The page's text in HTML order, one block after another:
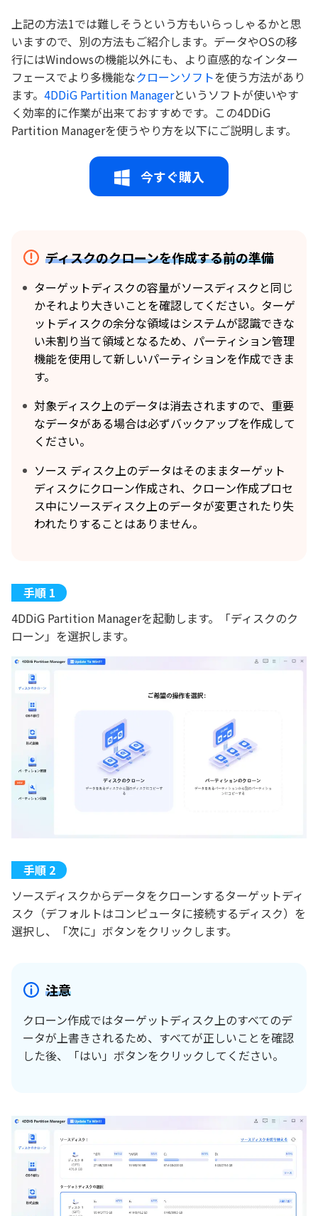
上記の方法1では難しそうという方もいらっしゃるかと思
いますので、別の方法もご紹介します。データやOSの移
行にはWindowsの機能以外にも、より直感的なインター
フェースでより多機能なクローンソフトを使う方法があり
ます。 4DDiG Partition Managerというソフトが使いやす
く効率的に作業が出来ておすすめです。この4DDiG
Partition Managerを使うやり方を以下にご説明します。
今すぐ購入
ディスクのクローンを作成する前の準備
ターゲットディスクの容量がソースディスクと同じ
かそれより大きいことを確認してください。ターゲ
ットディスクの余分な領域はシステムが認識できな
い未割り当て領域となるため、パーティション管理
機能を使用して新しいパーティションを作成できま
す。
対象ディスク上のデータは消去されますので、重要
なデータがある場合は必ずバックアップを作成して
ください。
ソース ディスク上のデータはそのままターゲット
ディスクにクローン作成され、クローン作成プロセ
ス中にソースディスク上のデータが変更されたり失
われたりすることはありません。
4DDiG Partition Managerを起動します。「ディスクのク
ローン」を選択します。
ソースディスクからデータをクローンするターゲットディ
スク（デフォルトはコンピュータに接続するディスク）を
選択し、「次に」ボタンをクリックします。
注意
クローン作成ではターゲットディスク上のすべてのデ
ータが上書きされるため、すべてが正しいことを確認
した後、「はい」ボタンをクリックしてください。